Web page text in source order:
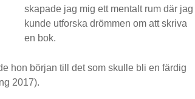
skapade jag mig ett mentalt rum där jag
kunde utforska drömmen om att skriva
en bok.
hon början till det som skulle bli en färdig
2017).